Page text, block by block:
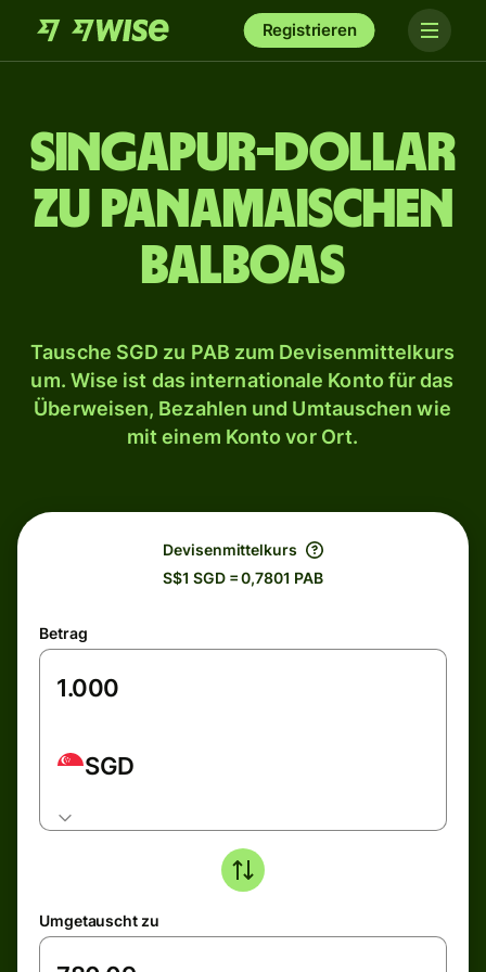
Registrieren
Singapur-Dollar
zu panamaischen
Balboas
Tausche SGD zu PAB zum Devisenmittelkurs
um. Wise ist das internationale Konto für das
Überweisen, Bezahlen und Umtauschen wie
mit einem Konto vor Ort.
Devisenmittelkurs
S$1 SGD = 0,7801 PAB
Betrag
SGD
Umgetauscht zu